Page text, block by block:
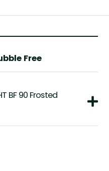
Free
BF 90 Frosted